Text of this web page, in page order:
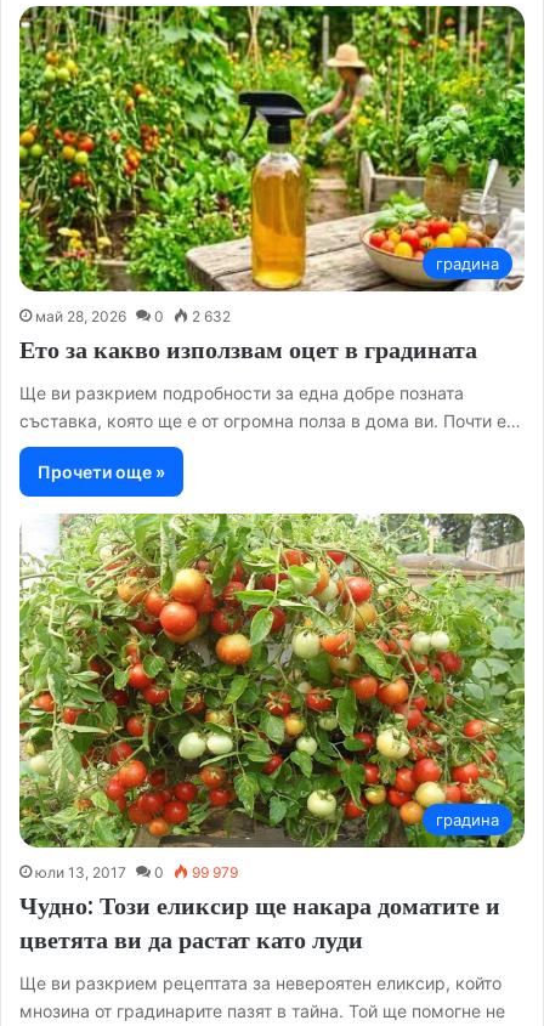
градина
май 28, 2026 0 2 632
Ето за какво използвам оцет в градината
Ще ви разкрием подробности за една добре позната
съставка, която ще е от огромна полза в дома ви. Почти е…
Прочети още »
градина
юли 13, 2017 0 99 979
Чудно: Този еликсир ще накара доматите и
цветята ви да растат като луди
Ще ви разкрием рецептата за невероятен еликсир, който
мнозина от градинарите пазят в тайна. Той ще помогне не